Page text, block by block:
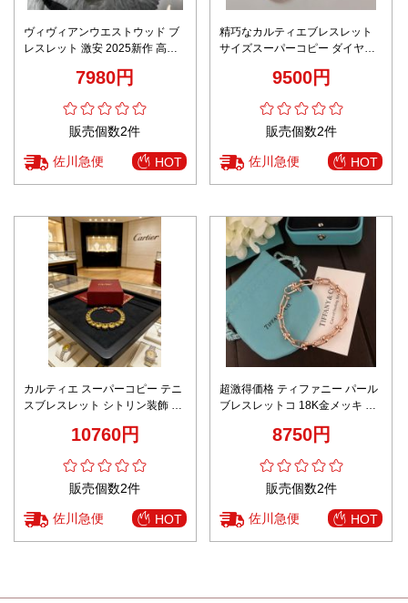
ヴィヴィアンウエストウッド ブ
レスレット 激安 2025新作 高級
度 オーブロゴ 安心サイト限定
7980円
販売個数2件
佐川急便 HOT
精巧なカルティエブレスレット
サイズスーパーコピー ダイヤ飾
9500円
販売個数2件
佐川急便 HOT
カルティエ スーパーコピー テニ
スブレスレット シトリン装飾 ブ
10760円
販売個数2件
佐川急便 HOT
超激得価格 ティファニー パール
ブレスレットコ 18K金メッキ 個
8750円
販売個数2件
佐川急便 HOT